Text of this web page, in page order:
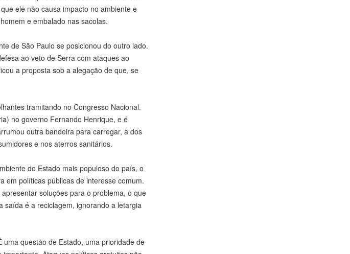
ele não causa impacto no ambiente e
e embalado nas sacolas.
de São Paulo se posicionou do outro lado.
ao veto de Serra com ataques ao
a proposta sob a alegação de que, se
tramitando no Congresso Nacional.
no governo Fernando Henrique, e é
outra bandeira para carregar, a dos
e nos aterros sanitários.
do Estado mais populoso do país, o
em políticas públicas de interesse comum.
soluções para o problema, o que
saída é a reciclagem, ignorando a letargia
uma questão de Estado, uma prioridade de